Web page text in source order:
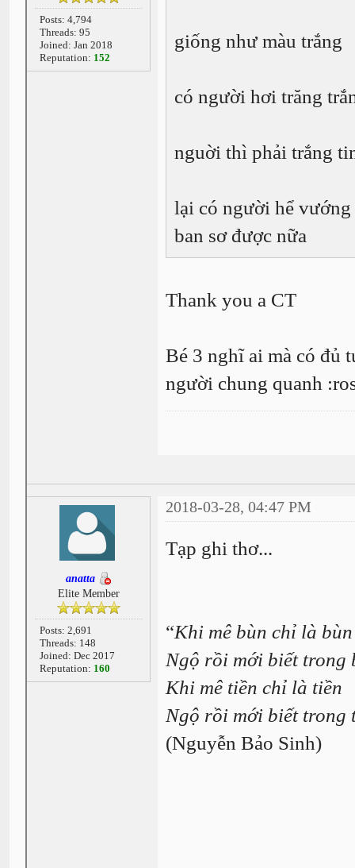
Posts: 4,794
Threads: 95
Joined: Jan 2018
Reputation: 152
giống như màu trắng
có người hơi trăng
nguời thì phải trắng
lại có người hể
ban sơ được nữa
Thank you a CT
Bé 3 nghĩ ai mà có đủ
người chung quanh
anatta
Elite Member
Posts: 2,691
Threads: 148
Joined: Dec 2017
Reputation: 160
2018-03-28, 04:47 PM
Tạp ghi thơ...
“Khi mê bùn chỉ là bùn
Ngộ rồi mới biết trong
Khi mê tiền chỉ là tiền
Ngộ rồi mới biết trong
(Nguyễn Bảo Sinh)